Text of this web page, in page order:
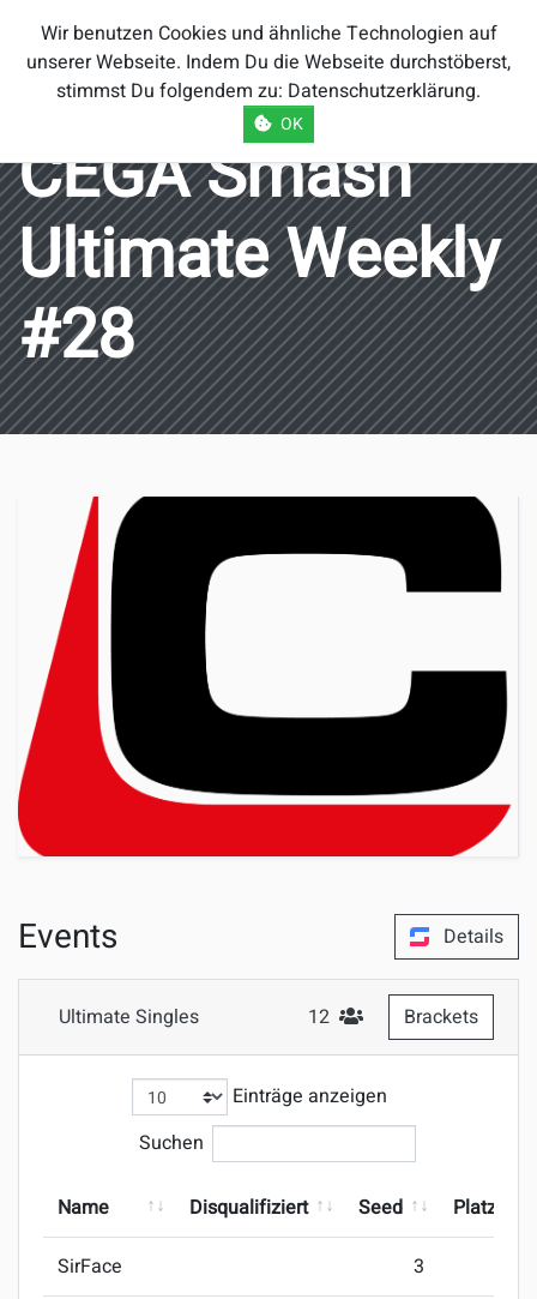
Smash Brothers
Österreich
CEGA Smash
Ultimate Weekly
#28
Events Details
Ultimate Singles
12
#Teilnehmer
Brackets
Einträge anzeigen
Suchen
Name Disqualifiziert Seed
SirFace 3
Wir benutzen Cookies und ähnliche Technologien auf
unserer Webseite. Indem Du die Webseite durchstöberst,
stimmst Du folgendem zu: Datenschutzerklärung.
OK